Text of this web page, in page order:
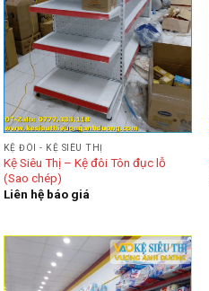
KỆ ĐÔI - KỆ SIÊU THỊ
Kệ Siêu Thị – Kệ đôi Tôn đục lỗ
(Sao chép)
Liên hệ báo giá